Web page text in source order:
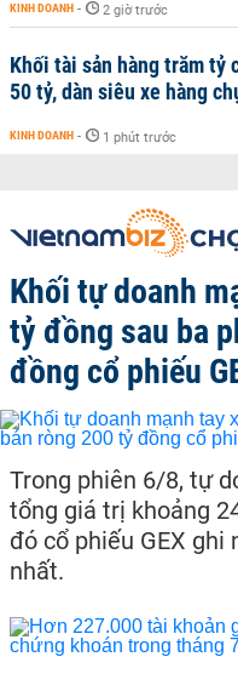
KINH DOANH - 2 giờ trước
Khối tài sản hàng trăm tỷ
50 tỷ, dàn siêu xe hàng
KINH DOANH - 1 phút trước
Khối tự doanh
tỷ đồng sau ba
đồng cổ phiếu
Trong phiên 6/8, tự
tổng giá trị khoảng
đó cổ phiếu GEX ghi
nhất.